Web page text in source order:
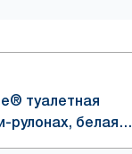
туалетная
рулонах, белая,